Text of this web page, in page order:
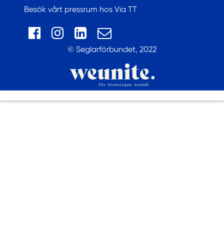
Besök vårt pressrum hos Via TT
© Seglarförbundet, 2022